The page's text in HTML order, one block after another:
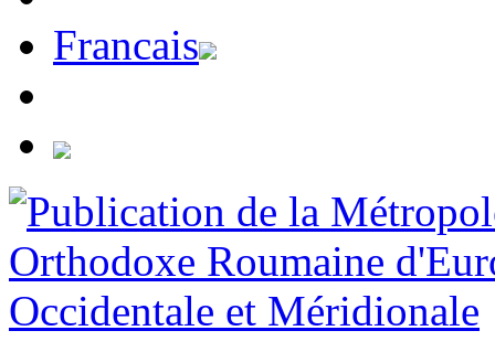
Francais